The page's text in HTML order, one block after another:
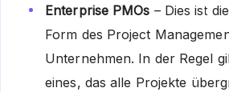
Enterprise PMOs – Dies ist
Form des Project
Unternehmen. In der Regel
eines, das alle Projekte